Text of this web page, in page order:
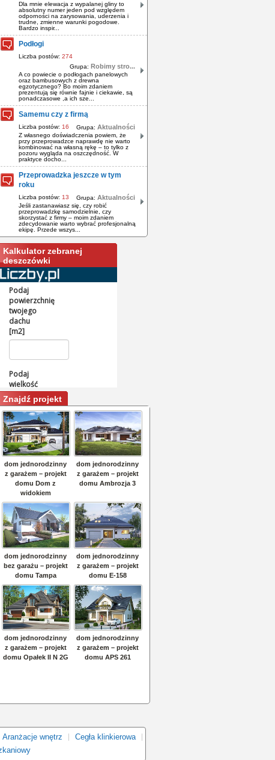
Dla mnie elewacja z wypalanej gliny to
absolutny numer jeden pod względem
odporności na zarysowania, uderzenia i
trudne, zmienne warunki pogodowe.
Bardzo inspir...
Podłogi
Liczba postów: 274
Grupa: Robimy stro...
A co powiecie o podłogach panelowych
oraz bambusowych z drewna
egzotycznego? Bo moim zdaniem
prezentują się równie fajnie i ciekawie, są
ponadczasowe ,a ich sze...
Samemu czy z firmą
Liczba postów: 16 Grupa: Aktualności
Z własnego doświadczenia powiem, że
przy przeprowadzce naprawdę nie warto
kombinować na własną rękę – to tylko z
pozoru wygląda na oszczędność. W
praktyce docho...
Przeprowadzka jeszcze w tym
roku
Liczba postów: 13 Grupa: Aktualności
Jeśli zastanawiasz się, czy robić
przeprowadzkę samodzielnie, czy
skorzystać z firmy – moim zdaniem
zdecydowanie warto wybrać profesjonalną
ekipę. Przede wszys...
Kalkulator zebranej
deszczówki
Znajdź projekt
Aranżacje wnętrz
Cegła klinkierowa